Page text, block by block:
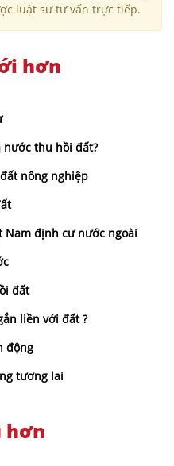
luật sư tư vấn trực tiếp.
hơn
thu hồi đất?
nông nghiệp
định cư nước ngoài
đất
liền với đất ?
động
tương lai
hơn